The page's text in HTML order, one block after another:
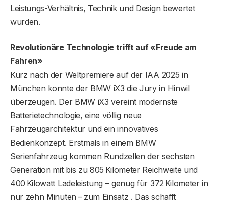
Leistungs-­Verhältnis, Technik und Design bewertet
wurden.
Revolutionäre Technologie trifft auf «Freude am
Fahren»
Kurz nach der Weltpremiere auf der IAA 2025 in
München konnte der BMW iX3 die Jury in Hinwil
überzeugen. Der BMW iX3 vereint modernste
Batterietechnologie, eine völlig neue
Fahrzeugarchitektur und ein innovatives
Bedienkonzept. Erstmals in einem BMW
Serienfahrzeug kommen Rundzellen der sechsten
Generation mit bis zu 805 Kilometer Reichweite und
400 Kilo­watt Ladeleistung – genug für 372 Kilometer in
nur zehn Minuten – zum Einsatz . Das schafft